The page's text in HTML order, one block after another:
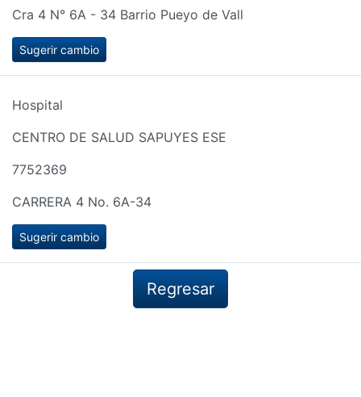
Cra 4 N° 6A - 34 Barrio Pueyo de Vall
Sugerir cambio
Hospital
CENTRO DE SALUD SAPUYES ESE
7752369
CARRERA 4 No. 6A-34
Sugerir cambio
Regresar